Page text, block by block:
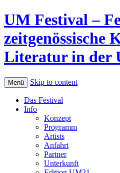
UM Festival –
zeitgenössische
Literatur in der
Menü Skip to content
Das Festival
Info
Konzept
Programm
Artists
Anfahrt
Partner
Unterkunft